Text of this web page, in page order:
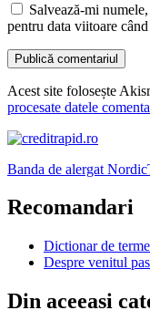
Salvează-mi
pentru data viitoare
Acest site folosește
procesate datele
Banda de alergat
Recomandari
Dictionar de
Despre venitul
Din aceeasi